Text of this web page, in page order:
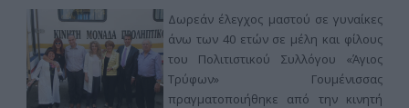
Δωρεάν έλεγχος μαστού σε γυναίκες
άνω των 40 ετών σε μέλη και φίλους
του Πολιτιστικού Συλλόγου «Άγιος
Τρύφων» Γουμένισσας
πραγματοποιήθηκε από την κινητή